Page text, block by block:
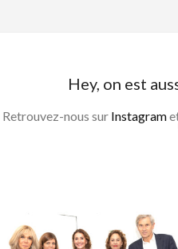
Hey, on est
Retrouvez-nous sur Instagram